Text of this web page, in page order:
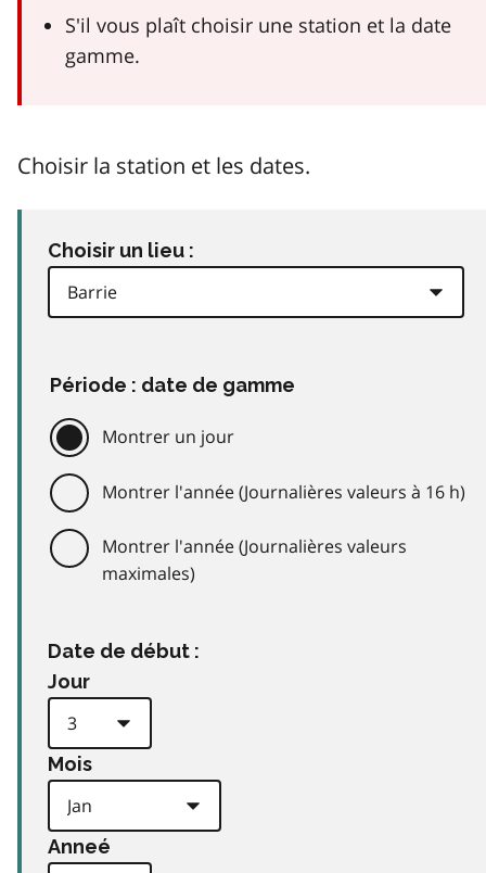
S'il vous plaît choisir une station et la date
gamme.
Choisir la station et les dates.
Choisir un lieu :
Période : date de gamme
Montrer un jour
Montrer l'année (Journalières valeurs à 16 h)
Montrer l'année (Journalières valeurs
maximales)
Date de début :
Jour
Mois
Anneé